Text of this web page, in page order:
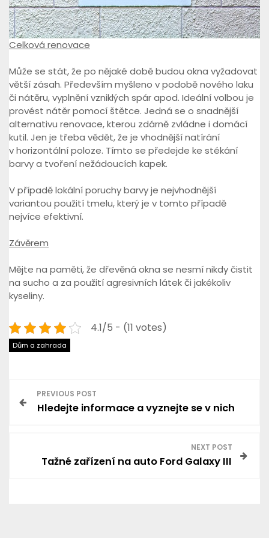
Celková renovace
Může se stát, že po nějaké době budou okna vyžadovat
větší zásah. Především myšleno v podobě nového laku
či nátěru, vyplnění vzniklých spár apod. Ideální volbou je
provést nátěr pomocí štětce. Jedná se o snadnější
alternativu renovace, kterou zdárně zvládne i domácí
kutil. Jen je třeba vědět, že je vhodnější natírání
v horizontální poloze. Tímto se předejde ke stékání
barvy a tvoření nežádoucích kapek.
V případě lokální poruchy barvy je nejvhodnější
variantou použití tmelu, který je v tomto případě
nejvíce efektivní.
Závěrem
Mějte na paměti, že dřevěná okna se nesmí nikdy čistit
na sucho a za použití agresivních látek či jakékoliv
kyseliny.
4.1/5 - (11 votes)
Dům a zahrada
PREVIOUS POST
Hledejte informace a vyznejte se v nich
NEXT POST
Tažné zařízení na auto Ford Galaxy III